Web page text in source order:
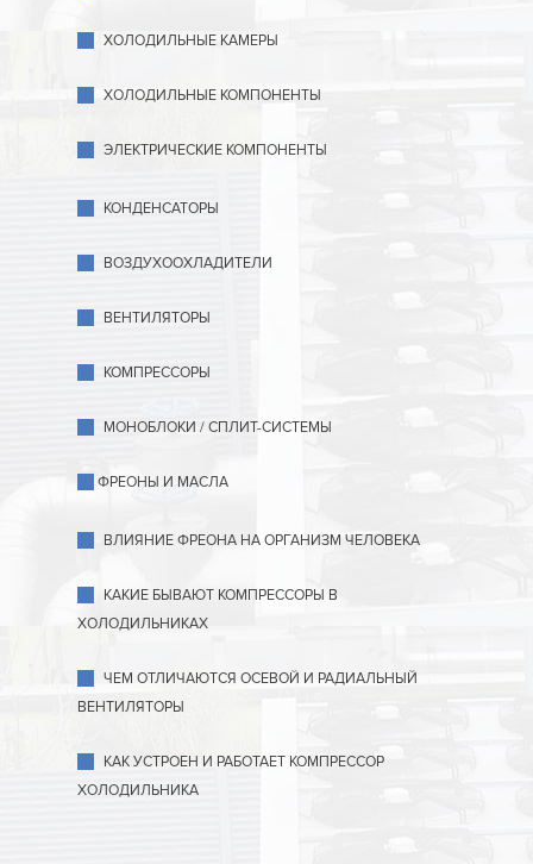
ХОЛОДИЛЬНЫЕ КАМЕРЫ
ХОЛОДИЛЬНЫЕ КОМПОНЕНТЫ
ЭЛЕКТРИЧЕСКИЕ КОМПОНЕНТЫ
КОНДЕНСАТОРЫ
ВОЗДУХООХЛАДИТЕЛИ
ВЕНТИЛЯТОРЫ
КОМПРЕССОРЫ
МОНОБЛОКИ / СПЛИТ-СИСТЕМЫ
ФРЕОНЫ И МАСЛА
ВЛИЯНИЕ ФРЕОНА НА ОРГАНИЗМ ЧЕЛОВЕКА
КАКИЕ БЫВАЮТ КОМПРЕССОРЫ В
ХОЛОДИЛЬНИКАХ
ЧЕМ ОТЛИЧАЮТСЯ ОСЕВОЙ И РАДИАЛЬНЫЙ
ВЕНТИЛЯТОРЫ
КАК УСТРОЕН И РАБОТАЕТ КОМПРЕССОР
ХОЛОДИЛЬНИКА